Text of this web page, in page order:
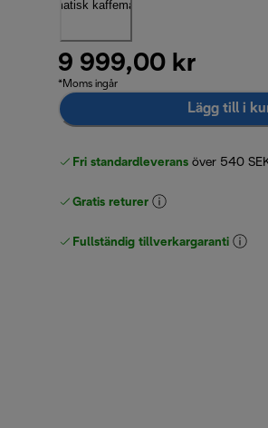
9 999,00 kr
*Moms ingår
Lägg till i
Fri standardleverans över 540
Gratis returer
Fullständig tillverkargaranti